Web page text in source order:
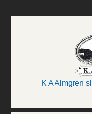
K A Almgren